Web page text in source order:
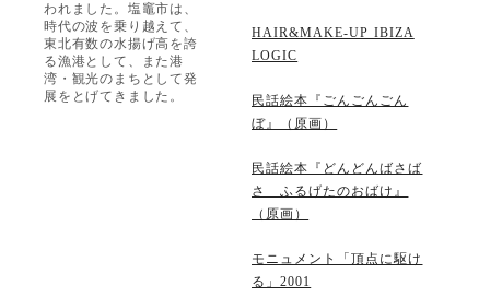
われました。塩竈市は、
時代の波を乗り越えて、
東北有数の水揚げ高を誇
る漁港として、また港
湾・観光のまちとして発
展をとげてきました。
HAIR&MAKE-UP IBIZA
LOGIC
民話絵本『ごんごんごん
ぼ』（原画）
民話絵本『どんどんばさば
さ ふるげたのおばけ』
（原画）
モニュメント「頂点に駆け
る」2001